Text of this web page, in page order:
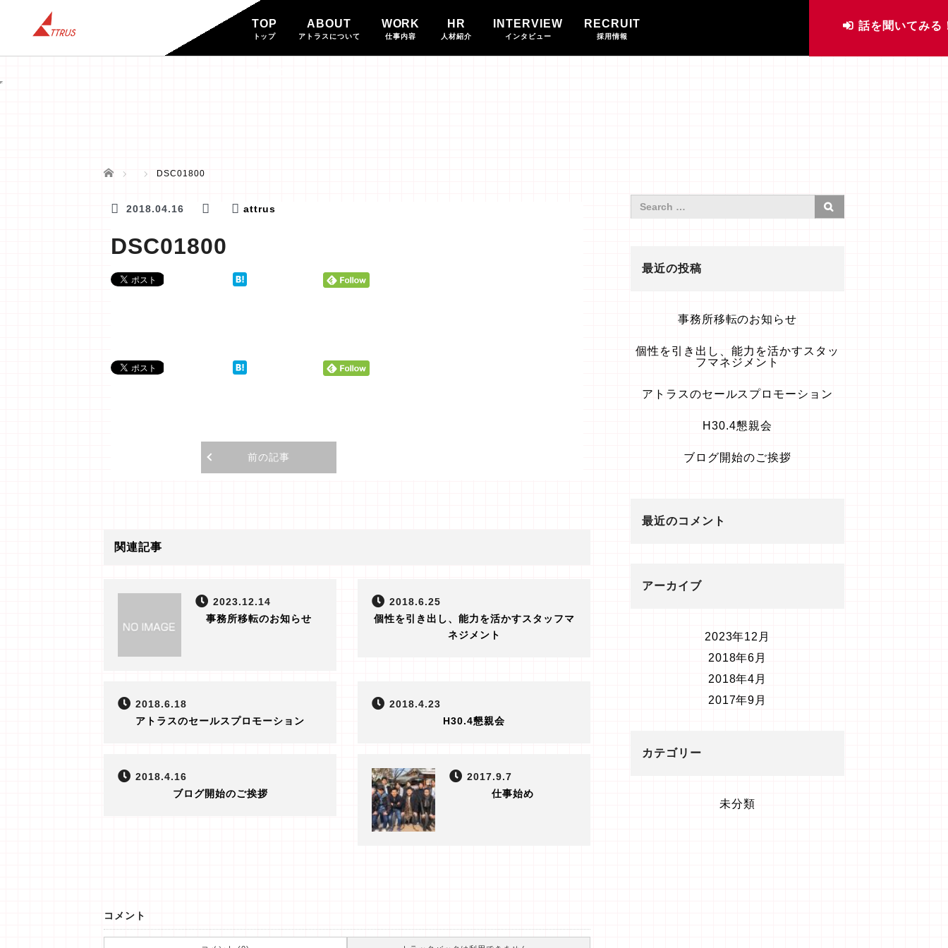
TOP
トップ
ABOUT
アトラスについて
WORK
仕事内容
HR
人材紹介
INTERVIEW
インタビュー
RECRUIT
採用情報
話を聞いてみる
ホーム DSC01800
2018.04.16 attrus
DSC01800
前の記事
関連記事
2023.12.14
事務所移転のお知らせ
2018.6.25
個性を引き出し、能力を活かすスタッフマ
ネジメント
2018.6.18
アトラスのセールスプロモーション
2018.4.23
H30.4懇親会
2018.4.16
ブログ開始のご挨拶
2017.9.7
仕事始め
コメント
最近の投稿
事務所移転のお知らせ
個性を引き出し、能力を活かすスタッ
フマネジメント
アトラスのセールスプロモーション
H30.4懇親会
ブログ開始のご挨拶
最近のコメント
アーカイブ
2023年12月
2018年6月
2018年4月
2017年9月
カテゴリー
未分類